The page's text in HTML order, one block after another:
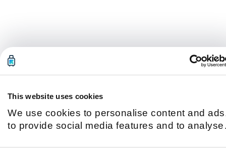
This website uses cookies
We use cookies to personalise content and
to provide social media features and to analyse